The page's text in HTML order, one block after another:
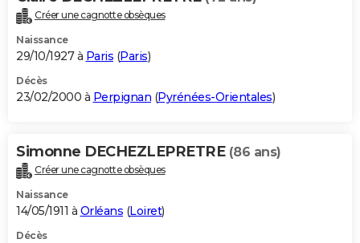
Créer une cagnotte obsèques
Naissance
29/10/1927 à Paris (Paris)
Décès
23/02/2000 à Perpignan (Pyrénées-Orientales)
Simonne DECHEZLEPRETRE (86 ans)
Créer une cagnotte obsèques
Naissance
14/05/1911 à Orléans (Loiret)
Décès